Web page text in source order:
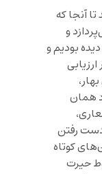
آنجا که
و
بودیم و
هر ارزیابی
همان
دست رفتن
کوتاه
حیرت